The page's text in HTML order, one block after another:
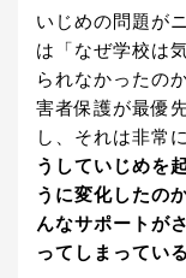
いじめの問題が
は「なぜ学校は
られなかったの
害者保護が最優
し、それは非常
うしていじめを
うに変化したの
んなサポートが
ってしまってい